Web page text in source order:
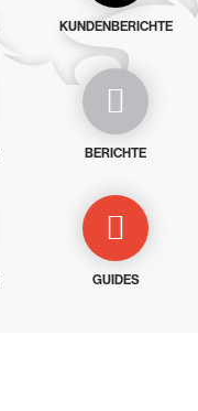
KUNDENBERICHTE
BERICHTE
GUIDES